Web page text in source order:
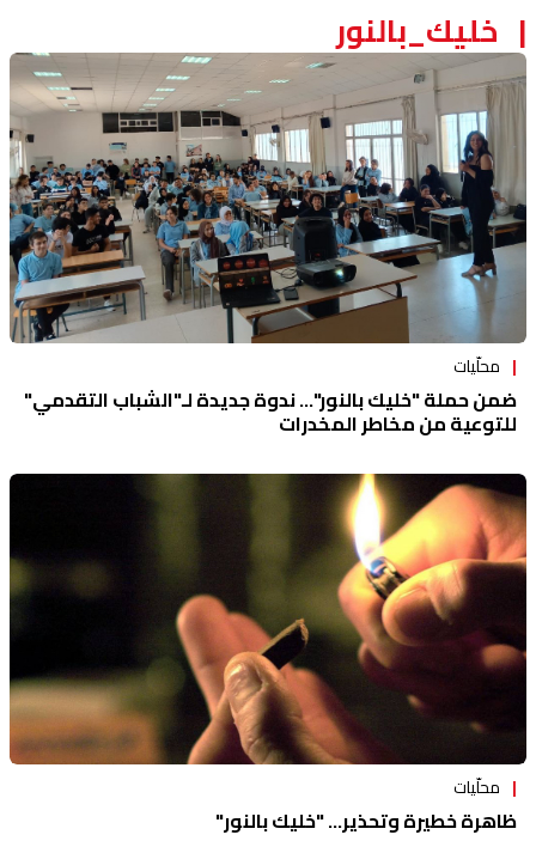
ثقافة ومجتمع
منوعات
خليك_بالنور
محلّيات
ضمن حملة "خليك بالنور"... ندوة جديدة لـ"الشباب التقدمي"
للتوعية من مخاطر المخدرات
محلّيات
ظاهرة خطيرة وتحذير... "خليك بالنور"